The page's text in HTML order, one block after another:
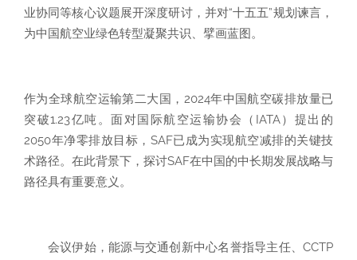
业协同等核心议题展开深度研讨，并对“十五五”规划谏言，
为中国航空业绿色转型凝聚共识、擘画蓝图。
作为全球航空运输第二大国，2024年中国航空碳排放量已
突破1.23亿吨。面对国际航空运输协会（IATA）提出的
2050年净零排放目标，SAF已成为实现航空减排的关键技
术路径。在此背景下，探讨SAF在中国的中长期发展战略与
路径具有重要意义。
会议伊始，能源与交通创新中心名誉指导主任、CCTP